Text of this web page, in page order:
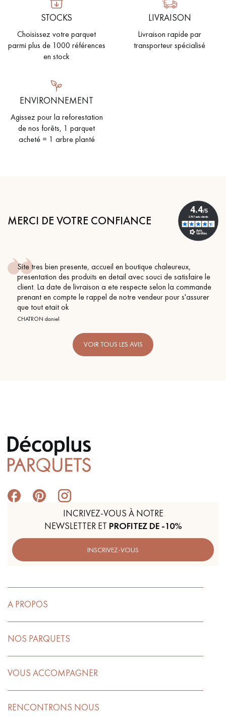
VOUS AVEZ UN PROJET ?
pas dans le choix et la pose de votre parquet.
Un expert Décoplus Parquets vous appelle
STOCKS
Choisissez votre parquet
parmi plus de 1000 références
en stock
LIVRAISON
Livraison rapide par
transporteur spécialisé
ENVIRONNEMENT
Agissez pour la reforestation
de nos forêts, 1 parquet
acheté = 1 arbre planté
MERCI DE VOTRE CONFIANCE
Site tres bien presente, accueil en boutique chaleureux,
presentation des produits en detail avec souci de satisfaire le
client. La date de livraison a ete respecte selon la commande
prenant en compte le rappel de notre vendeur pour s'assurer
que tout etait ok
CHATRON daniel
VOIR TOUS LES AVIS
INCRIVEZ-VOUS À NOTRE
NEWSLETTER ET PROFITEZ DE -10%
INSCRIVEZ-VOUS
A PROPOS
NOS PARQUETS
VOUS ACCOMPAGNER
RENCONTRONS NOUS